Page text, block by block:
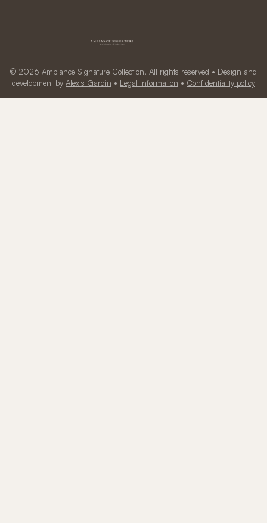
© 2026 Ambiance Signature Collection, All rights reserved • Design and
development by Alexis Gardin • Legal information • Confidentiality policy